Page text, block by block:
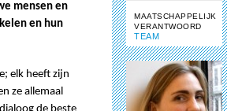
mensen en
en hun
elk heeft zijn
ze allemaal
MAATSCHAPPELIJK
VERANTWOORD
TEAM